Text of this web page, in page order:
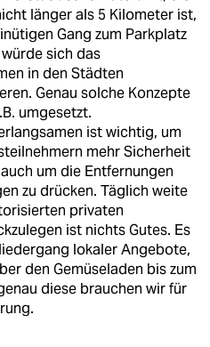
länger als 5 Kilometer ist,
Gang zum Parkplatz
sich das
in den Städten
Genau solche Konzepte
umgesetzt.
ist wichtig, um
mehr Sicherheit
um die Entfernungen
zu drücken. Täglich weite
privaten
ist nichts Gutes. Es
lokaler Angebote,
den Gemüseladen bis zum
diese brauchen wir für